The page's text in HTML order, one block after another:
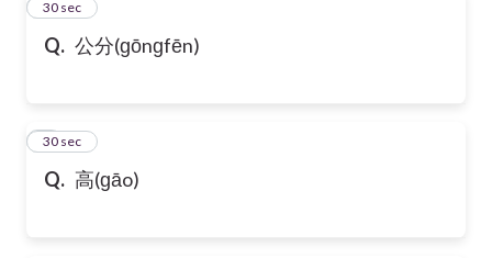
Q. 公分(ɡōnɡfēn)
3
30 sec
Q. 高(ɡāo)
4
30 sec